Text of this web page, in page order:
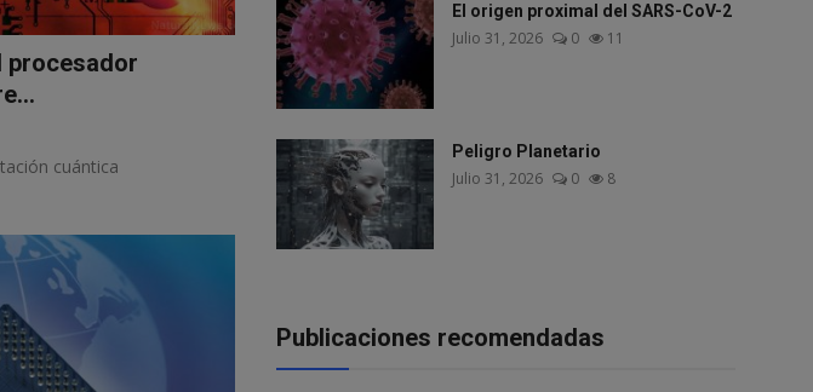
procesador
cuántica
El origen proximal del SARS-CoV-2
Julio 31, 2026 0 11
Peligro Planetario
Julio 31, 2026 0 8
Publicaciones recomendadas